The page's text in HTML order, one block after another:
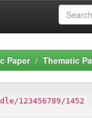
Paper Thematic
123456789/1452